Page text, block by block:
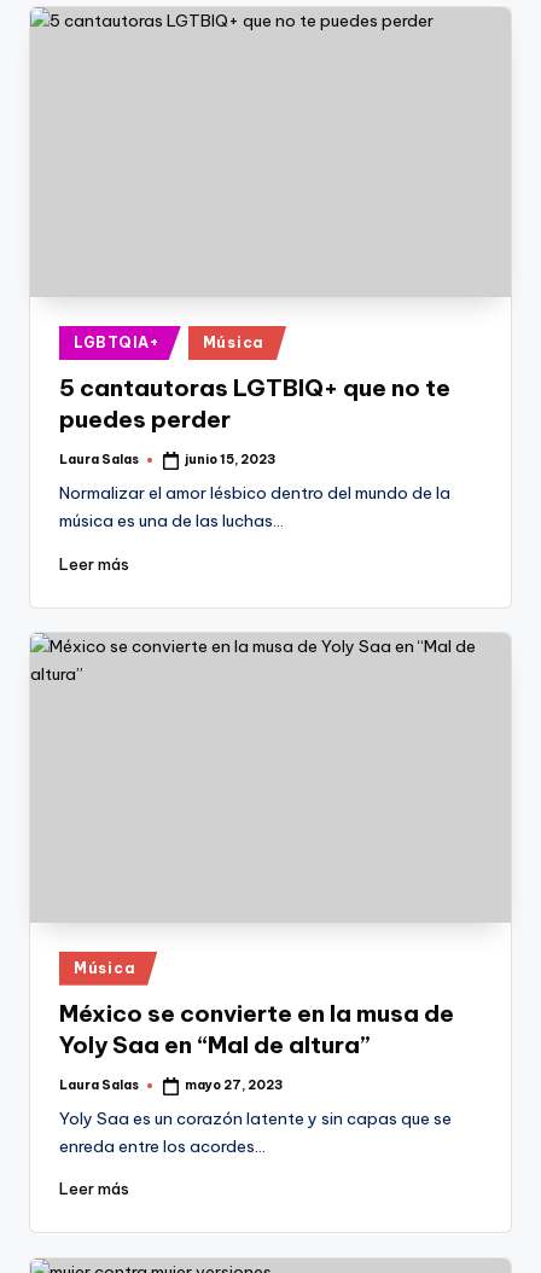
Publicado
en
LGBTQIA+ Música
5 cantautoras LGTBIQ+ que no te
puedes perder
Publicado
Laura Salas junio 15, 2023
Normalizar el amor lésbico dentro del mundo de la
música es una de las luchas…
Leer más
Publicado
en
Música
México se convierte en la musa de
Yoly Saa en “Mal de altura”
Publicado
Laura Salas mayo 27, 2023
Yoly Saa es un corazón latente y sin capas que se
enreda entre los acordes…
Leer más